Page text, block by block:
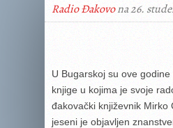
Radio Đakovona 26.
U Bugarskoj su ove
knjige u kojima je svoje
đakovački književnik Mirko
jeseni je objavljen